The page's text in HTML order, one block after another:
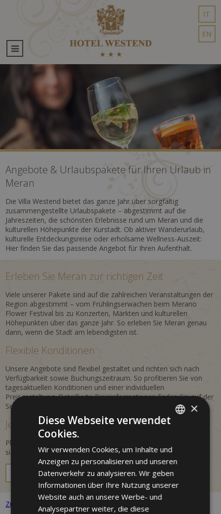
IT
EN
Angebote & Urlaubspakete für Ihren Urlaub in
Meran
Die Villa Westend bietet das ganze Jahr über sorgfältig
zusammengestellte Urlaubspakete – abgestimmt auf die
Jahreszeiten, die schönsten Erlebnisse rund um Meran und die
kulturellen Höhepunkte der Kurstadt. Ob aktiver Wanderurlaub,
kulturelle Entdeckungsreise oder erholsame Wellness-Auszeit:
Hier finden Sie das passende Angebot für Ihren Aufenthalt.
Erleben Sie Meran zur richtigen Zeit
Viele unserer Pakete sind auf die zahlreichen Veranstaltungen der
Region abgestimmt – vom Frühlingserwachen beim Merano
Flower Festival bis zu Konzerten, Märkten und kulturellen
Höhepunkten über das ganze Jahr. So erleben Sie Meran genau
dann, wenn die Stadt am lebendigsten ist.
Flexible Konditionen
Unsere Angebote sind flexibel gestaltet und richten sich nach
Verfügbarkeit sowie Buchungszeitraum. So profitieren Sie von
tagesaktuellen Konditionen und einer individuellen
Preisgestaltung. Detaillierte Preisinformationen finden Sie auf der
Seite
Jetzt Urlaub in Meran anfragen
Planen Sie Ihren Aufenthalt in der Villa Westend und sichern Sie
sich Ihr individuelles Angebot zum gewünschten Reisetermin.
JETZT ANFRAGEN
Zurück zu allen Paketen
GERMAN
×
Diese Webseite verwendet
Cookies.
Wir verwenden Cookies, um Inhalte und
Anzeigen zu personalisieren und unseren
Datenverkehr zu analysieren. Wir geben
Informationen über Ihre Nutzung unserer
Website auch an unsere Werbe- und
Analysepartner weiter, die diese